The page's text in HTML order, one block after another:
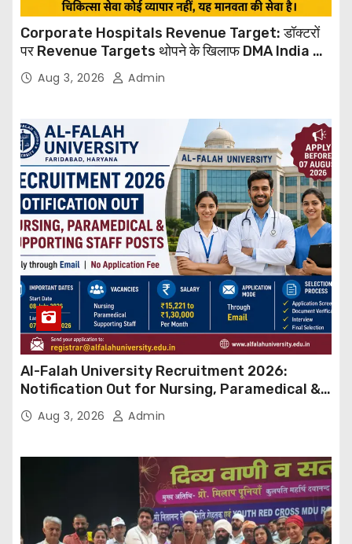
Corporate Hospitals Revenue Target: डॉक्टरों
पर Revenue Targets थोपने के खिलाफ DMA India का
बड़ा कदम, NHRC से Suo Motu जांच की मांग
Aug 3, 2026 Admin
Al-Falah University Recruitment 2026:
Notification Out for Nursing, Paramedical &
Supporting Staff Posts, Apply Through Email
Aug 3, 2026 Admin